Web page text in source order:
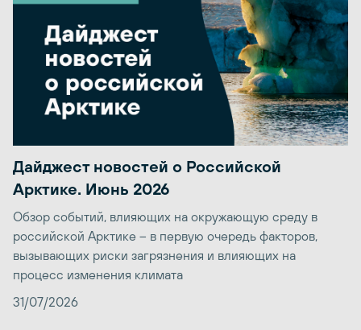
Дайджест новостей о Российской
Арктике. Июнь 2026
Обзор событий, влияющих на окружающую среду в
российской Арктике – в первую очередь факторов,
вызывающих риски загрязнения и влияющих на
процесс изменения климата
31/07/2026